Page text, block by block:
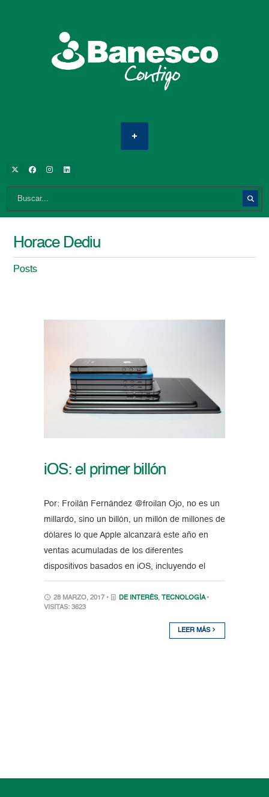
Horace Dediu
Posts
iOS: el primer billón
Por: Froilán Fernández @froilan Ojo, no es un
millardo, sino un billón, un millón de millones de
dólares lo que Apple alcanzará este año en
ventas acumuladas de los diferentes
dispositivos basados en iOS, incluyendo el
28 MARZO, 2017 • DE INTERÉS, TECNOLOGÍA •
VISITAS: 3623
LEER MÁS